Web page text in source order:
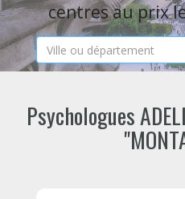
centres au prix
Psychologues